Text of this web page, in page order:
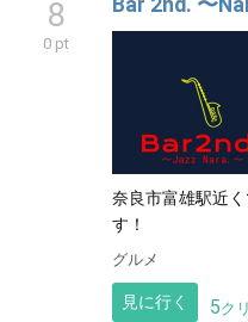
8
0 pt
Bar 2nd. 〜
奈良市富雄駅近
す！
グルメ
見に行く 5ク